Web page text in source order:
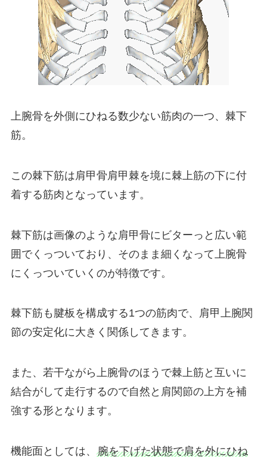
上腕骨を外側にひねる数少ない筋肉の一つ、棘下
筋。
この棘下筋は肩甲骨肩甲棘を境に棘上筋の下に付
着する筋肉となっています。
棘下筋は画像のような肩甲骨にビターっと広い範
囲でくっついており、そのまま細くなって上腕骨
にくっついていくのが特徴です。
棘下筋も腱板を構成する1つの筋肉で、肩甲上腕関
節の安定化に大きく関係してきます。
また、若干ながら上腕骨のほうで棘上筋と互いに
結合がして走行するので自然と肩関節の上方を補
強する形となります。
機能面としては、 腕を下げた状態で肩を外にひね